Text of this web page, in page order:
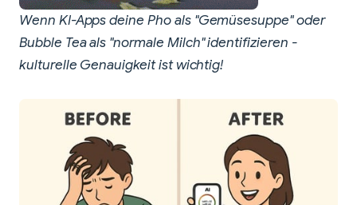
Wenn KI-Apps deine Pho als "Gemüsesuppe" oder
Bubble Tea als "normale Milch" identifizieren -
kulturelle Genauigkeit ist wichtig!